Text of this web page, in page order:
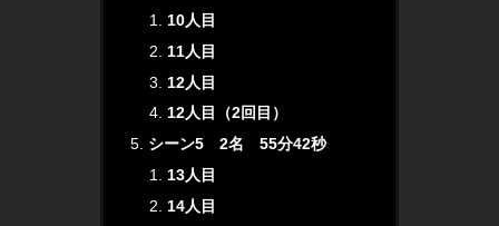
10人目
11人目
12人目
12人目（2回目）
シーン5 2名 55分42秒
13人目
14人目